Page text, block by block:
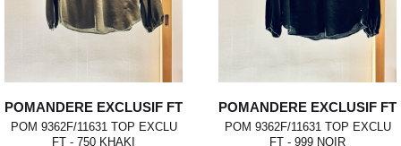
POMANDERE EXCLUSIF FT
POM 9362F/11631 TOP EXCLU
FT - 750 KHAKI
POMANDERE EXCLUSIF FT
POM 9362F/11631 TOP EXCLU
FT - 999 NOIR